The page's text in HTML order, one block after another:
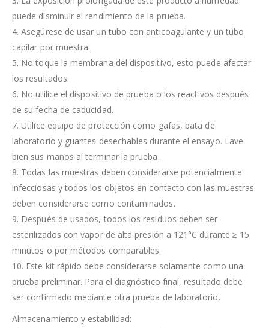
puede disminuir el rendimiento de la prueba.
4. Asegúrese de usar un tubo con anticoagulante y un tubo
capilar por muestra.
5. No toque la membrana del dispositivo, esto puede afectar
los resultados.
6. No utilice el dispositivo de prueba o los reactivos después
de su fecha de caducidad.
7. Utilice equipo de protección como gafas, bata de
laboratorio y guantes desechables durante el ensayo. Lave
bien sus manos al terminar la prueba.
8. Todas las muestras deben considerarse potencialmente
infecciosas y todos los objetos en contacto con las muestras
deben considerarse como contaminados.
9. Después de usados, todos los residuos deben ser
esterilizados con vapor de alta presión a 121°C durante ≥ 15
minutos o por métodos comparables.
10. Este kit rápido debe considerarse solamente como una
prueba preliminar. Para el diagnóstico final, resultado debe
ser confirmado mediante otra prueba de laboratorio.
Almacenamiento y estabilidad: